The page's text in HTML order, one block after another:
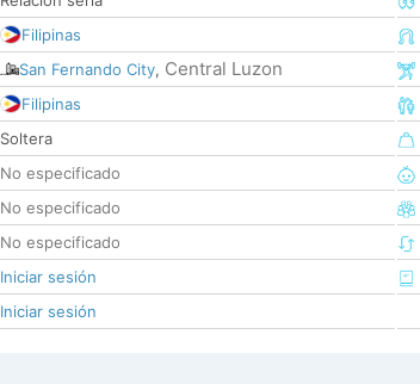
Filipinas
San Fernando City, Central Luzon
Filipinas
Soltera
No especificado
No especificado
No especificado
Iniciar sesión
Iniciar sesión